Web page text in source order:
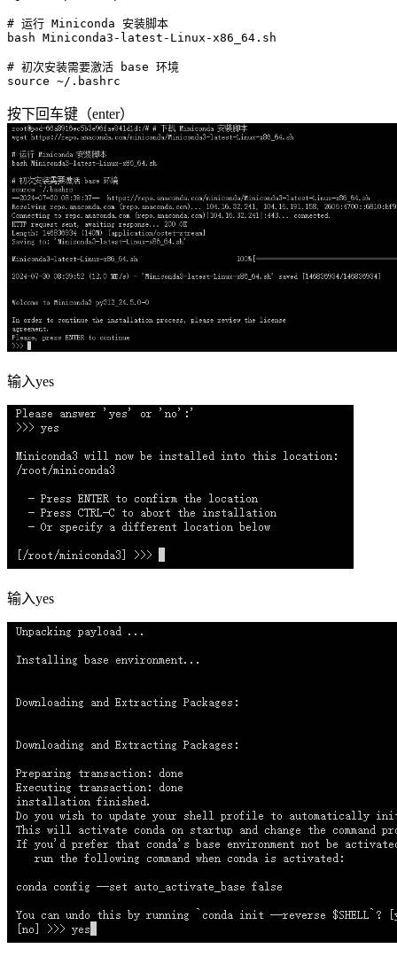
# 运行 Miniconda 安装脚本
bash Miniconda3-latest-Linux-x86_64.sh
# 初次安装需要激活 base 环境
source
按下回车键（enter）
输入yes
输入yes